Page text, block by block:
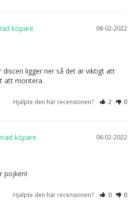
08-02-2022
ligger ner så det är viktigt att
att montera.
Hjälpte den här recensionen? 2 0
06-02-2022
pojken!
Hjälpte den här recensionen? 0 0